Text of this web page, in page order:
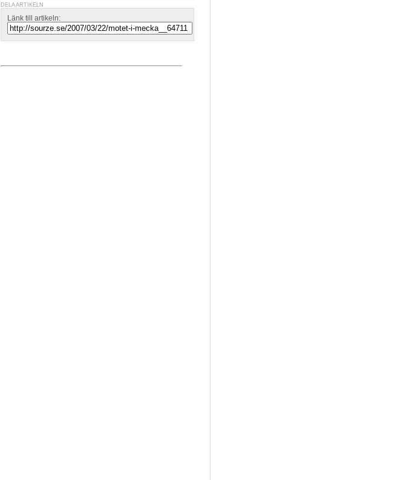
DELA ARTIKELN
Länk till artikeln: